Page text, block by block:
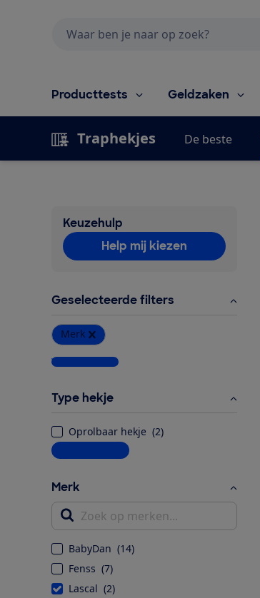
Producttests Geldzaken
Traphekjes De beste
Keuzehulp
Help mij kiezen
Geselecteerde filters
Merk
Wis alle filters
Type hekje
Oprolbaar hekje (2)
Meer informatie
Merk
Zoek op merken...
BabyDan (14)
Fenss (7)
Lascal (2)